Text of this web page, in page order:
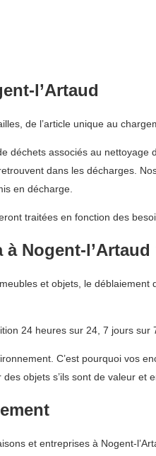
l’Artaud
de l’article unique au
déchets associés au
dans les décharges.
en décharge.
traitées en fonction des
Nogent-l’Artaud
et objets, le
24 heures sur 24, 7 jours sur
C’est pourquoi vos
objets s’ils sont de valeur et
et entreprises à Nogent-